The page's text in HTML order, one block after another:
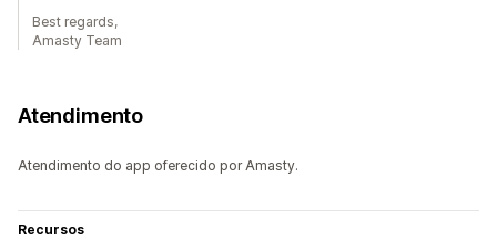
Best regards,
Amasty Team
Atendimento
Atendimento do app oferecido por Amasty.
Recursos